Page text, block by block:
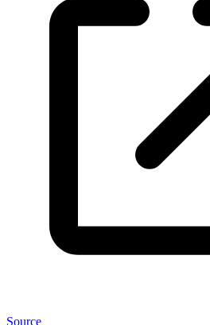
Source